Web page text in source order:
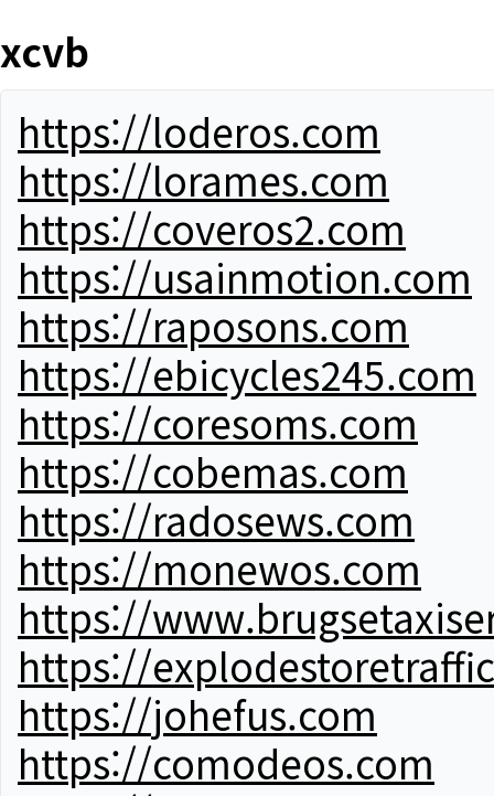
xcvb
https://loderos.com
https://lorames.com
https://coveros2.com
https://usainmotion.com
https://raposons.com
https://ebicycles245.com
https://coresoms.com
https://cobemas.com
https://radosews.com
https://monewos.com
https://
https://
https://johefus.com
https://comodeos.com